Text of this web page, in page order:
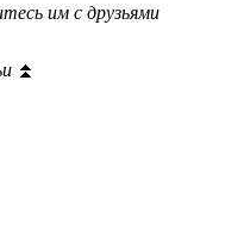
им с друзьями
⏫